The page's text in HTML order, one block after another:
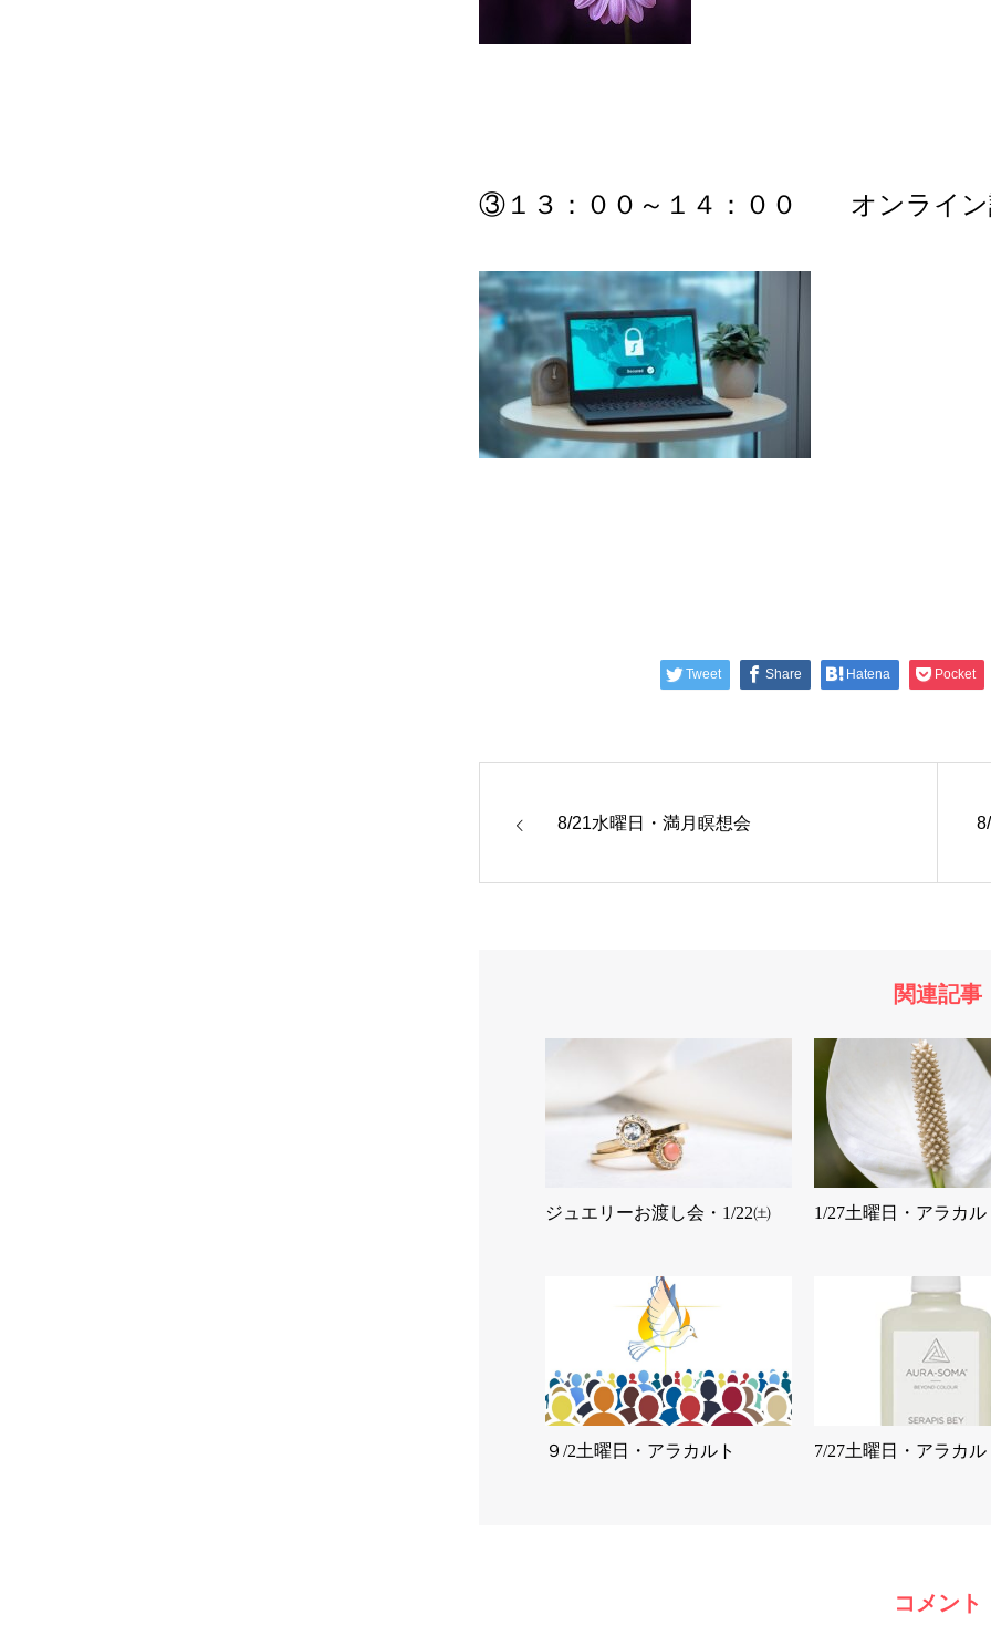
③１３：００～１４：００ オンライ
Tweet Share Hatena Pocket
8/21水曜日・満月瞑想会
関連記事
ジュエリーお渡し会・1/22㈯ 1/27土曜日・アラカル
９/2土曜日・アラカルト 7/27土曜日・アラカル
コメント